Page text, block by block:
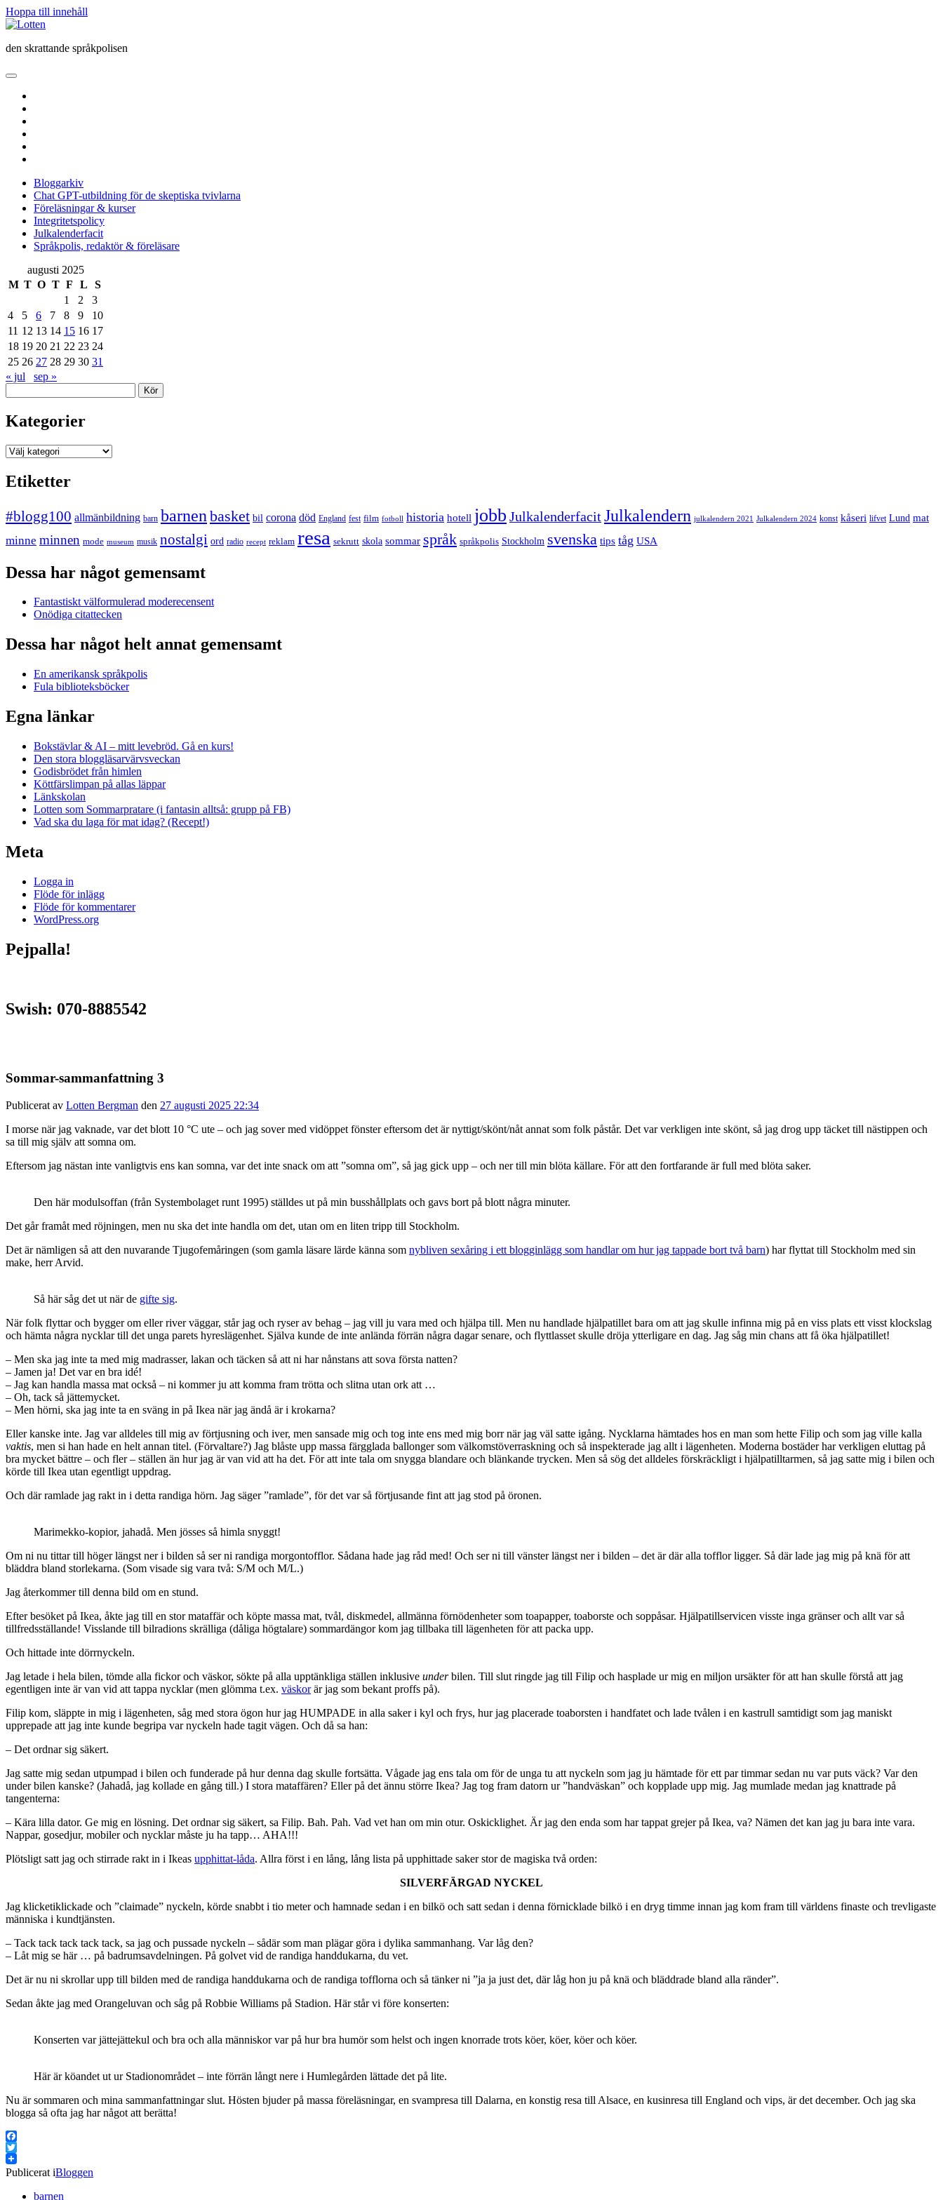
Hoppa till innehåll
Lotten
den skrattande språkpolisen
öppna
meny
Bloggarkiv
Chat GPT-utbildning för de skeptiska tvivlarna
Föreläsningar & kurser
Integritetspolicy
Julkalenderfacit
Språkpolis, redaktör & föreläsare
Sidopanel
augusti 2025
M T O T F L
S
1
2
3
4
5 6 7 8 9
10
11 12 13 14 15 16 17
18 19 20 21 22 23 24
25 26 27 28 29 30 31
« jul
sep »
Kategorier
Kategorier
Etiketter
#blogg100 allmänbildning barn barnen basket bil corona död England fest film fotboll historia hotell jobb JulkalenderfacitJulkalendern julkalendern 2021 Julkalendern 2024 konst kåseri lifvet Lund mat
minne minnen mode museum musik nostalgi ord radio recept reklam resa sekrutt skola sommar språk språkpolis Stockholm svenska tips tåg USA
Dessa har något gemensamt
Fantastiskt välformulerad moderecensent
Onödiga citattecken
Dessa har något helt annat gemensamt
En amerikansk språkpolis
Fula biblioteksböcker
Egna länkar
Bokstävlar & AI – mitt levebröd. Gå en kurs!
Den stora bloggläsarvärvsveckan
Godisbrödet från himlen
Köttfärslimpan på allas läppar
Länkskolan
Lotten som Sommarpratare (i fantasin alltså: grupp på FB)
Vad ska du laga för mat idag? (Recept!)
Meta
Logga in
Flöde för inlägg
Flöde för kommentarer
WordPress.org
Pejpalla!
Swish: 070-8885542
Sommar-sammanfattning 3
Publicerat av Lotten Bergman den 27 augusti 2025 22:34
I morse när jag vaknade, var det blott 10 °C ute – och jag sover med vidöppet fönster eftersom det är nyttigt/skönt/nåt annat som folk påstår. Det var verkligen inte skönt, så jag drog upp täcket till nästippen och
sa till mig själv att somna om.
Eftersom jag nästan inte vanligtvis ens kan somna, var det inte snack om att ”somna om”, så jag gick upp – och ner till min blöta källare. För att den fortfarande är full med blöta saker.
Den här modulsoffan (från Systembolaget runt 1995) ställdes ut på min busshållplats och gavs bort på blott några minuter.
Det går framåt med röjningen, men nu ska det inte handla om det, utan om en liten tripp till Stockholm.
Det är nämligen så att den nuvarande Tjugofemåringen (som gamla läsare lärde känna som nybliven sexåring i ett blogginlägg som handlar om hur jag tappade bort två barn) har flyttat till Stockholm med sin
make, herr Arvid.
Så här såg det ut när de gifte sig.
När folk flyttar och bygger om eller river väggar, står jag och ryser av behag – jag vill ju vara med och hjälpa till. Men nu handlade hjälpatillet bara om att jag skulle infinna mig på en viss plats ett visst klockslag
och hämta några nycklar till det unga parets hyreslägenhet. Själva kunde de inte anlända förrän några dagar senare, och flyttlasset skulle dröja ytterligare en dag. Jag såg min chans att få öka hjälpatillet!
– Men ska jag inte ta med mig madrasser, lakan och täcken så att ni har nånstans att sova första natten?
– Jamen ja! Det var en bra idé!
– Jag kan handla massa mat också – ni kommer ju att komma fram trötta och slitna utan ork att …
– Oh, tack så jättemycket.
– Men hörni, ska jag inte ta en sväng in på Ikea när jag ändå är i krokarna?
Eller kanske inte. Jag var alldeles till mig av förtjusning och iver, men sansade mig och tog inte ens med mig borr när jag väl satte igång. Nycklarna hämtades hos en man som hette Filip och som jag ville kalla
vaktis, men si han hade en helt annan titel. (Förvaltare?) Jag blåste upp massa färgglada ballonger som välkomstöverraskning och så inspekterade jag allt i lägenheten. Moderna bostäder har verkligen eluttag på
bra mycket bättre – och fler – ställen än hur jag är van vid att ha det. För att inte tala om snygga blandare och blänkande trycken. Men så sög det alldeles förskräckligt i hjälpatilltarmen, så jag satte mig i bilen och
körde till Ikea utan egentligt uppdrag.
Och där ramlade jag rakt in i detta randiga hörn. Jag säger ”ramlade”, för det var så förtjusande fint att jag stod på öronen.
Marimekko-kopior, jahadå. Men jösses så himla snyggt!
Om ni nu tittar till höger längst ner i bilden så ser ni randiga morgontofflor. Sådana hade jag råd med! Och ser ni till vänster längst ner i bilden – det är där alla tofflor ligger. Så där lade jag mig på knä för att
bläddra bland storlekarna. (Som visade sig vara två: S/M och M/L.)
Jag återkommer till denna bild om en stund.
Efter besöket på Ikea, åkte jag till en stor mataffär och köpte massa mat, tvål, diskmedel, allmänna förnödenheter som toapapper, toaborste och soppåsar. Hjälpatillservicen visste inga gränser och allt var så
tillfredsställande! Visslande till bilradions skrälliga (dåliga högtalare) sommardängor kom jag tillbaka till lägenheten för att packa upp.
Och hittade inte dörrnyckeln.
Jag letade i hela bilen, tömde alla fickor och väskor, sökte på alla upptänkliga ställen inklusive underbilen. Till slut ringde jag till Filip och hasplade ur mig en miljon ursäkter för att han skulle förstå att jag
egentligen inte är van vid att tappa nycklar (men glömma t.ex. väskorär jag som bekant proffs på).
Filip kom, släppte in mig i lägenheten, såg med stora ögon hur jag HUMPADE in alla saker i kyl och frys, hur jag placerade toaborsten i handfatet och lade tvålen i en kastrull samtidigt som jag maniskt
upprepade att jag inte kunde begripa var nyckeln hade tagit vägen. Och då sa han:
– Det ordnar sig säkert.
Jag satte mig sedan utpumpad i bilen och funderade på hur denna dag skulle fortsätta. Vågade jag ens tala om för de unga tu att nyckeln som jag ju hämtade för ett par timmar sedan nu var puts väck? Var den
under bilen kanske? (Jahadå, jag kollade en gång till.) I stora mataffären? Eller på det ännu större Ikea? Jag tog fram datorn ur ”handväskan” och kopplade upp mig. Jag mumlade medan jag knattrade på
tangenterna:
– Kära lilla dator. Ge mig en lösning. Det ordnar sig säkert, sa Filip. Bah. Pah. Vad vet han om min otur. Oskicklighet. Är jag den enda som har tappat grejer på Ikea, va? Nämen det kan jag ju bara inte vara.
Nappar, gosedjur, mobiler och nycklar måste ju ha tapp… AHA!!!
Plötsligt satt jag och stirrade rakt in i Ikeas upphittat-låda. Allra först i en lång, lång lista på upphittade saker stor de magiska två orden:
SILVERFÄRGAD NYCKEL
Jag klicketiklickade och ”claimade” nyckeln, körde snabbt i tio meter och hamnade sedan i en bilkö och satt sedan i denna förnicklade bilkö i en dryg timme innan jag kom fram till världens finaste och trevligaste
människa i kundtjänsten.
– Tack tack tack tack tack, sa jag och pussade nyckeln – sådär som man plägar göra i dylika sammanhang. Var låg den?
– Låt mig se här … på badrumsavdelningen. På golvet vid de randiga handdukarna, du vet.
Det är nu ni skrollar upp till bilden med de randiga handdukarna och de randiga tofflorna och så tänker ni ”ja ja just det, där låg hon ju på knä och bläddrade bland alla ränder”.
Sedan åkte jag med Orangeluvan och såg på Robbie Williams på Stadion. Här står vi före konserten:
Konserten var jättejättekul och bra och alla människor var på hur bra humör som helst och ingen knorrade trots köer, köer, köer och köer.
Här är köandet ut ur Stadionområdet – inte förrän långt nere i Humlegården lättade det på lite.
Nu är sommaren och mina sammanfattningar slut. Hösten bjuder på massa föreläsningar, en svampresa till Dalarna, en konstig resa till Alsace, en kusinresa till England och vips, är det december. Och jag ska
blogga så ofta jag har något att berätta!
Facebook
Twitter
Publicerat iBloggen
barnen